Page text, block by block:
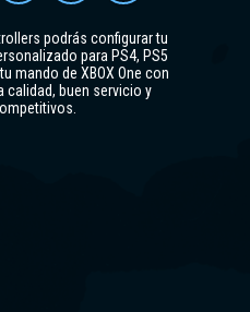
podrás configurar tu
para PS4, PS5
mando de XBOX One con
calidad, buen servicio y